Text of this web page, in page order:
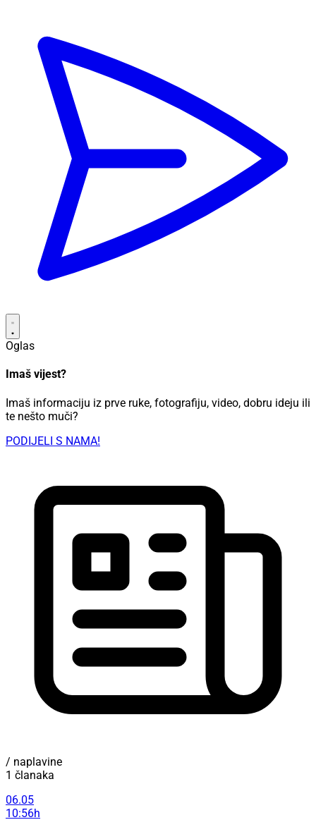
Oglas
Imaš vijest?
Imaš informaciju iz prve ruke, fotografiju, video, dobru ideju ili
te nešto muči?
PODIJELI S NAMA!
/ naplavine
1 članaka
06.05
10:56h